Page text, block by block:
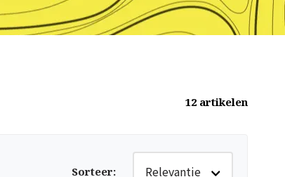
12 artikelen
Sorteer: Relevantie